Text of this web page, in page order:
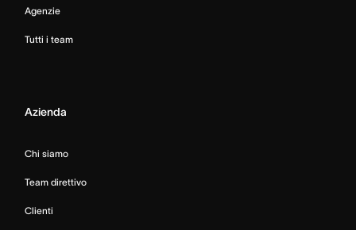
Agenzie
Tutti i team
Azienda
Chi siamo
Team direttivo
Clienti